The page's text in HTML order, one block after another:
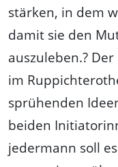
stärken, in dem
damit sie den
auszuleben.?
im
sprühenden
beiden
jedermann soll